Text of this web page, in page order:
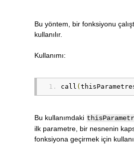
Bu yöntem, bir fonksiyonu
kullanılır.
Kullanımı:
call (
Bu kullanımdaki
ilk parametre, bir nesnenin
fonksiyona geçirmek için